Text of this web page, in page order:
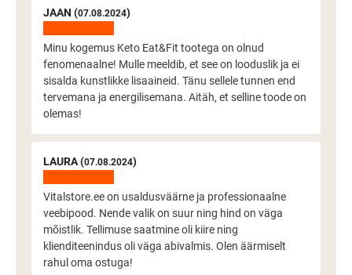
JAAN (07.08.2024)
Minu kogemus Keto Eat&Fit tootega on olnud
fenomenaalne! Mulle meeldib, et see on looduslik ja ei
sisalda kunstlikke lisaaineid. Tänu sellele tunnen end
tervemana ja energilisemana. Aitäh, et selline toode on
olemas!
LAURA (07.08.2024)
Vitalstore.ee on usaldusväärne ja professionaalne
veebipood. Nende valik on suur ning hind on väga
mõistlik. Tellimuse saatmine oli kiire ning
klienditeenindus oli väga abivalmis. Olen äärmiselt
rahul oma ostuga!